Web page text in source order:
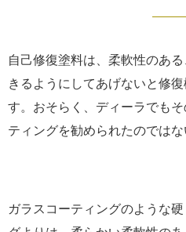
自己修復塗料は、柔軟性のあ
きるようにしてあげないと修
す。おそらく、ディーラでも
ティングを勧められたのではな
ガラスコーティングのような